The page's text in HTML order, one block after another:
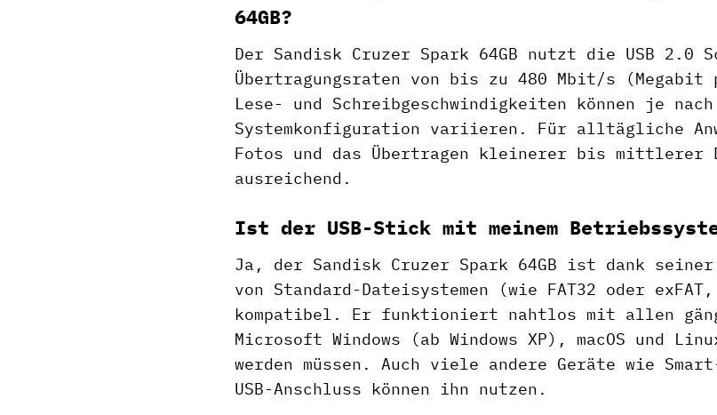
64GB?
Der Sandisk Cruzer Spark 64GB nutzt die USB
Übertragungsraten von bis zu 480 Mbit/s
Lese- und Schreibgeschwindigkeiten können je
Systemkonfiguration variieren. Für alltägliche
Fotos und das Übertragen kleinerer bis mittlerer
ausreichend.
Ist der USB-Stick mit meinem
Ja, der Sandisk Cruzer Spark 64GB ist dank
von Standard-Dateisystemen (wie FAT32 oder
kompatibel. Er funktioniert nahtlos mit allen
Microsoft Windows (ab Windows XP), macOS
werden müssen. Auch viele andere Geräte wie
USB-Anschluss können ihn nutzen.